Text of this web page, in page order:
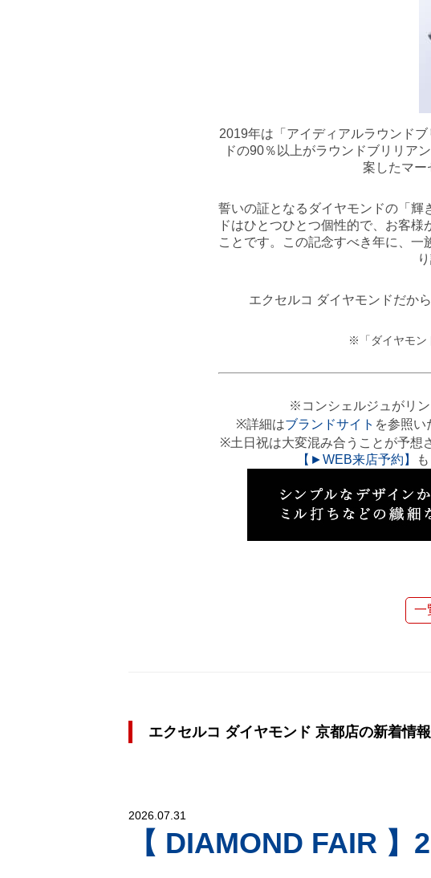
2019年は「アイディアルラウンド
ドの90％以上がラウンドブリリア
案したマー
誓いの証となるダイヤモンドの「
ドはひとつひとつ個性的で、お客
ことです。この記念すべき年に、
エクセルコ ダイヤモンドだか
※「ダイヤモン
※コンシェルジュがリン
※詳細はブランドサイト を参照い
※土日祝は大変混み合うことが予想
【►WEB来店予約】
一
エクセルコ ダイヤモンド 京都店の新着情報
2026.07.31
【 DIAMOND FAIR